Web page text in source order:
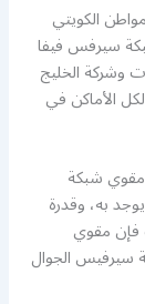
الكويتي
سيرفس فيفا
وشركة الخليج
الأماكن في
مقوي شبكة
به، وقدرة
فإن مقوي
سيرفيس الجوال